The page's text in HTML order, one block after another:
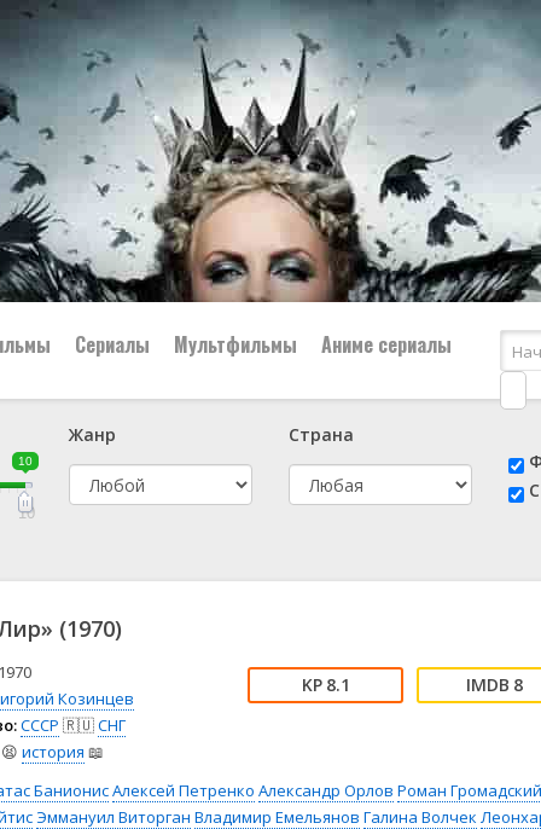
👨‍✈️ Военный
🕵️‍♂️ Детектив
тв
👨‍👩‍👧‍👦 Семейный
⚽ Спорт
😱 Ужасы
Сериалы Мультфильмы Аниме сериалы
10
10
Жанр
Страна
(1970)
1970
Козинцев
СССР 🇷🇺СНГ
😫 история 📖
8.1 8
БанионисАлексей Петренко Александр Орлов Роман Громадский
Эммануил Виторган Владимир Емельянов Галина Волчек